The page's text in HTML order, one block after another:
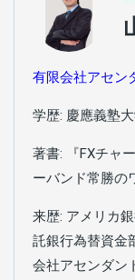
有限会社アセン
学歴: 慶應義塾
著書: 『FXチャ
ーバンド常勝の
来歴: アメリカ
託銀行為替資金
会社アセンダン